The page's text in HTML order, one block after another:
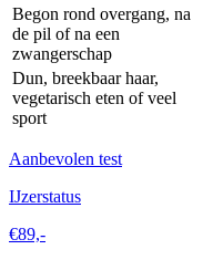
Begon rond overgang, na
de pil of na een
zwangerschap
Dun, breekbaar haar,
vegetarisch eten of veel
sport
Aanbevolen test
IJzerstatus
€89,-